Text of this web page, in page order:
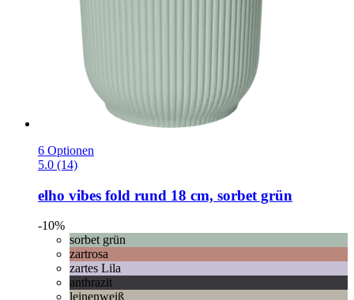
6 Optionen
5.0 (14)
elho vibes fold rund 18 cm, sorbet grün
-10%
sorbet grün
zartrosa
zartes Lila
anthrazit
leinenweiß